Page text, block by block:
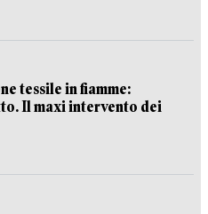
tessile in fiamme:
Il maxi intervento dei